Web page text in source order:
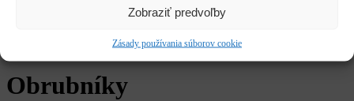
Zobraziť predvoľby
Zásady používania súborov cookie
/ Obrubníky
Obrubníky